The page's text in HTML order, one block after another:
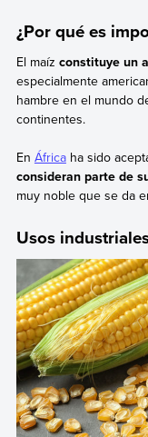
¿Por qué es
El maíz constituye un
especialmente
hambre en el mundo
continentes.
En Áfricaha sido
consideran parte de
muy noble que se da
Usos